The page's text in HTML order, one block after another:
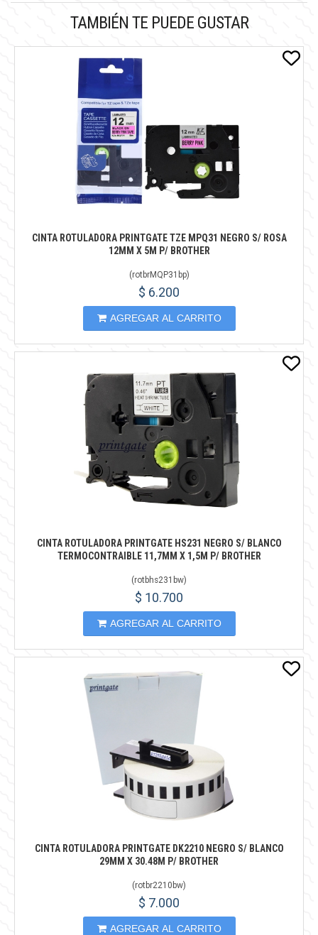
TAMBIÉN TE PUEDE GUSTAR
CINTA ROTULADORA PRINTGATE TZE MPQ31 NEGRO S/ ROSA
12MM X 5M P/ BROTHER
(rotbrMQP31bp)
$ 6.200
AGREGAR AL CARRITO
CINTA ROTULADORA PRINTGATE HS231 NEGRO S/ BLANCO
TERMOCONTRAIBLE 11,7MM X 1,5M P/ BROTHER
(rotbhs231bw)
$ 10.700
AGREGAR AL CARRITO
CINTA ROTULADORA PRINTGATE DK2210 NEGRO S/ BLANCO
29MM X 30.48M P/ BROTHER
(rotbr2210bw)
$ 7.000
AGREGAR AL CARRITO